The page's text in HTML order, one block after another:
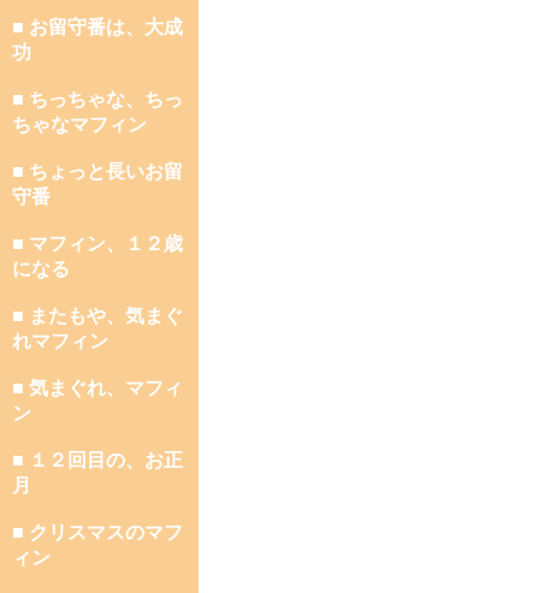
■ お留守番は、大成
功
■ ちっちゃな、ちっ
ちゃなマフィン
■ ちょっと長いお留
守番
■ マフィン、１２歳
になる
■ またもや、気まぐ
れマフィン
■ 気まぐれ、マフィ
ン
■ １２回目の、お正
月
■ クリスマスのマフ
ィン